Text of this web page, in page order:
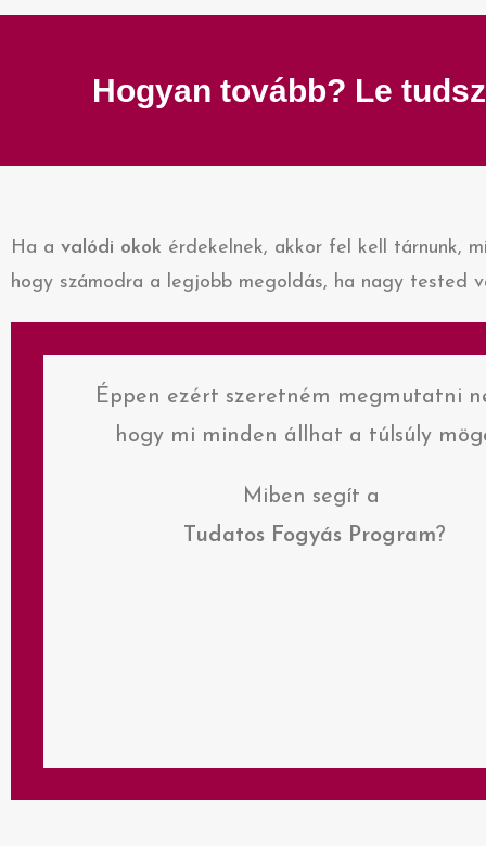
Hogyan tovább? Le
Ha a valódi okok érdekelnek, akkor fel kell tárnunk,
hogy számodra a legjobb megoldás, ha nagy tested
Éppen ezért szeretném megmutatni
hogy mi minden állhat a túlsúly
Miben segít a
Tudatos Fogyás Program?